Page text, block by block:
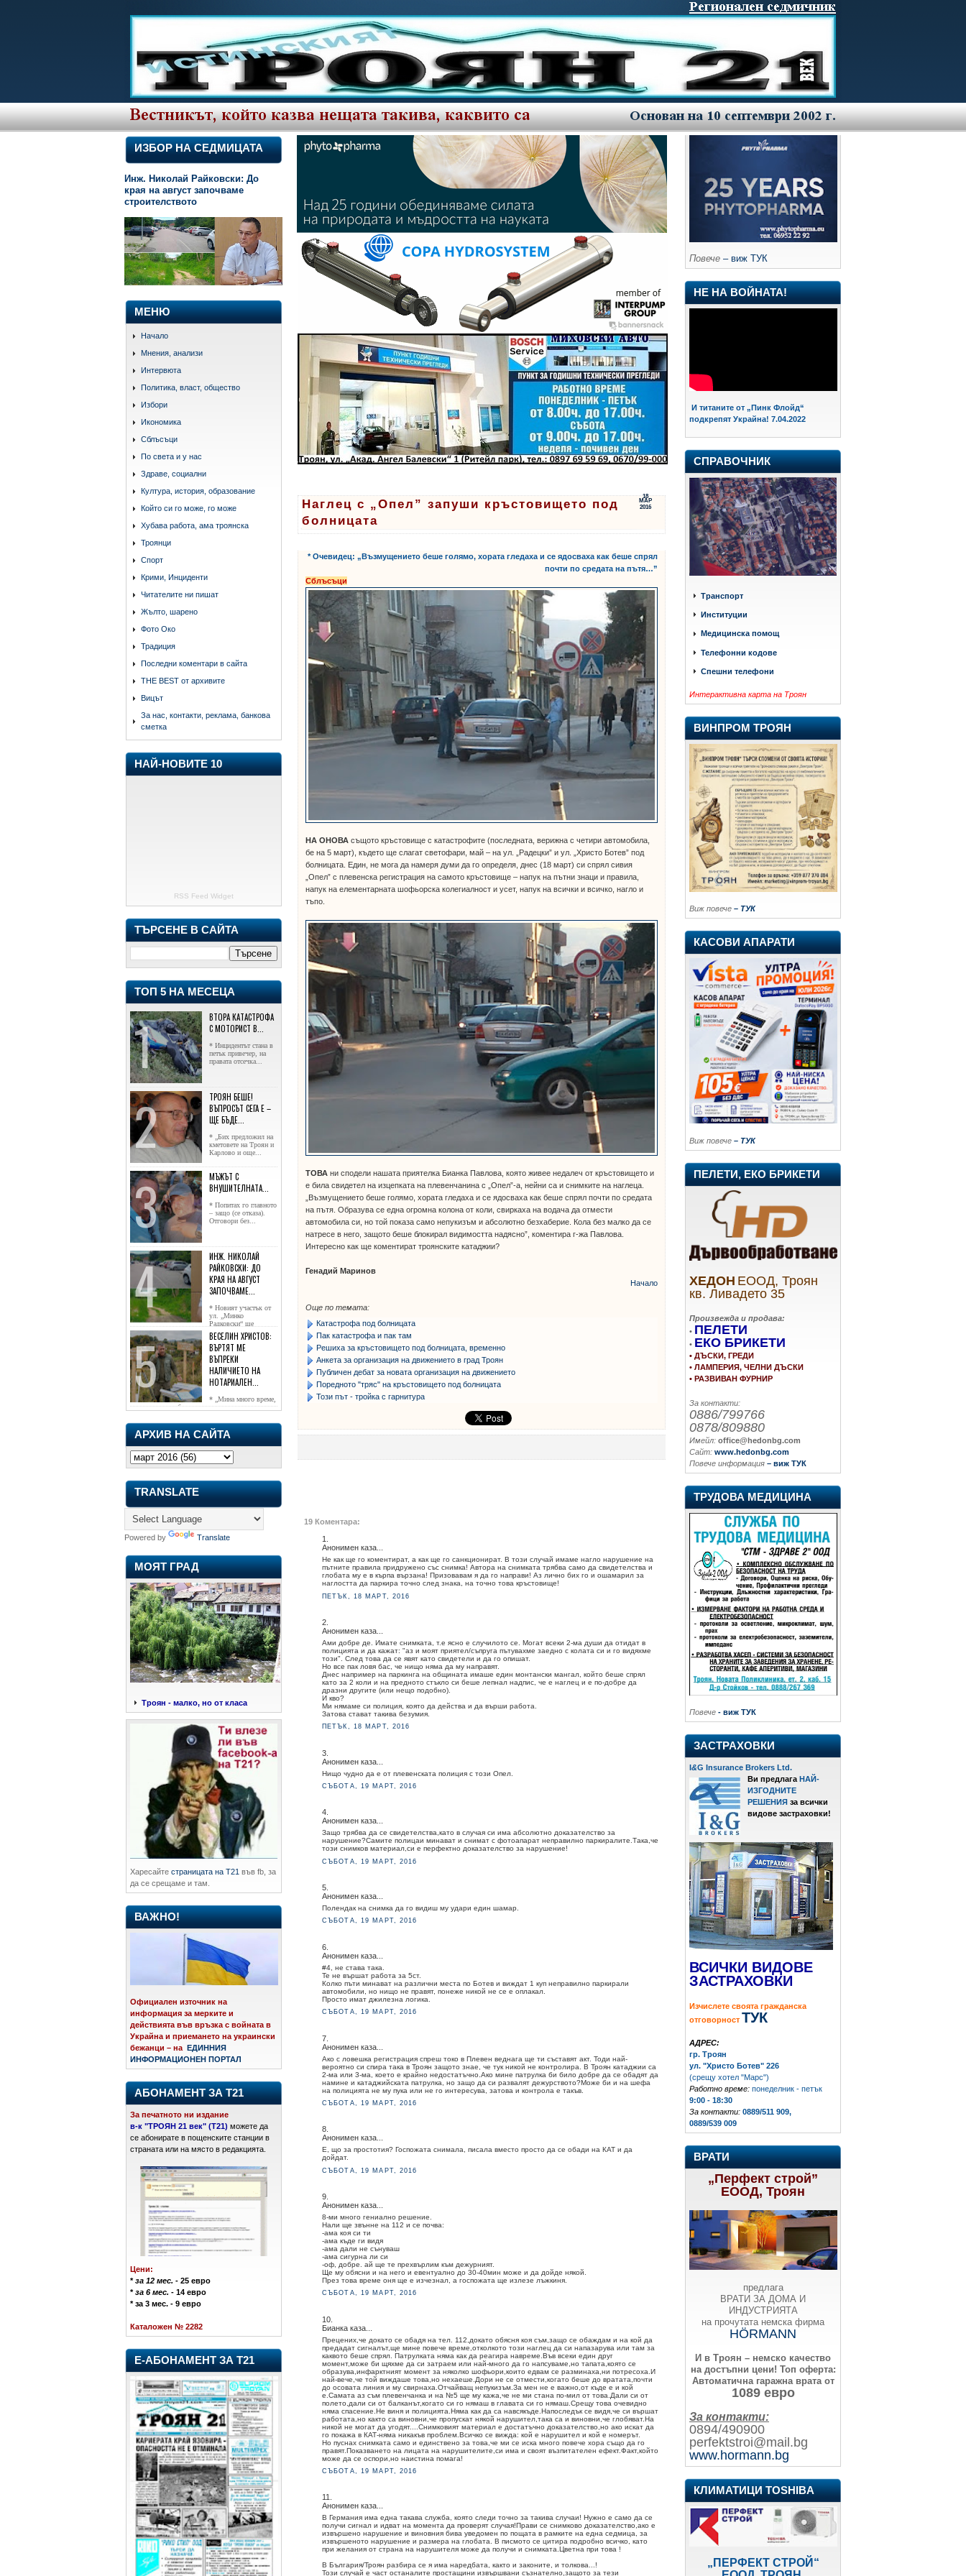
ИЗБОР НА СЕДМИЦАТА
Инж. Николай Райковски: До
края на август започваме
строителството
МЕНЮ
Начало
Мнения, анализи
Интервюта
Политика, власт, общество
Избори
Икономика
Сблъсъци
По света и у нас
Здраве, социални
Култура, история, образование
Който си го може, го може
Хубава работа, ама троянска
Троянци
Спорт
Крими, Инциденти
Читателите ни пишат
Жълто, шарено
Фото Око
Традиция
Последни коментари в сайта
THE BEST от архивите
Вицът
За нас, контакти, реклама, банкова
сметка
НАЙ-НОВИТЕ 10
RSS Feed Widget
ТЪРСЕНЕ В САЙТА
ТОП 5 НА МЕСЕЦА
ВТОРА КАТАСТРОФА
С МОТОРИСТ В...
* Инцидентът стана в
петък привечер, на
правата отсечка...
ТРОЯН БЕШЕ!
ВЪПРОСЪТ СЕГА Е –
ЩЕ БЪДЕ...
* „Бих предложил на
кметовете на Троян и
Карлово и още...
МЪЖЪТ С
ВНУШИТЕЛНАТА...
* Попитах го главното
– защо (се отказа).
Отговори без...
ИНЖ. НИКОЛАЙ
РАЙКОВСКИ: ДО
КРАЯ НА АВГУСТ
ЗАПОЧВАМЕ...
* Новият участък от
ул. „Минко
Радковски“ ще
достигне жк...
ВЕСЕЛИН ХРИСТОВ:
ВЪРТЯТ МЕ
ВЪПРЕКИ
НАЛИЧИЕТО НА
НОТАРИАЛЕН...
* „Мина много време,
чаках го да се обади, но нищо не...
АРХИВ НА САЙТА
TRANSLATE
Powered by Translate
МОЯТ ГРАД
Троян - малко, но от класа
Харесайте страницата на Т21 във fb, за
да се срещаме и там.
ВАЖНО!
Официален източник на
информация за мерките и
действията във връзка с войната в
Украйна и приемането на украински
бежанци – на
ЕДИННИЯ
ИНФОРМАЦИОНЕН ПОРТАЛ
АБОНАМЕНТ ЗА Т21
За печатното ни издание
в-к "ТРОЯН 21 век" (Т21) можете да
се абонирате в пощенските станции в
страната или на място в редакцията.
Цени:
*за 12 мес. - 25 евро
*за 6 мес. - 14 евро
* за 3 мес. - 9 евро
Каталожен № 2282
Е-АБОНАМЕНТ ЗА Т21
18
МАР
2016
Наглец с „Опел” запуши кръстовището под
болницата
* Очевидец: „Възмущението беше голямо, хората гледаха и се ядосваха как беше спрял
почти по средата на пътя…”
Сблъсъци
НА ОНОВА същото кръстовище с катастрофите (последната, верижна с четири автомобила,
бе на 5 март), където ще слагат светофари, май – на ул. „Радецки” и ул. „Христо Ботев” под
болницата. Един, не мога да намеря думи да го определя, днес (18 март) си спрял сивия
„Опел” с плевенска регистрация на самото кръстовище – напук на пътни знаци и правила,
напук на елементарната шофьорска колегиалност и усет, напук на всички и всичко, нагло и
тъпо.
ТОВАни сподели нашата приятелка Бианка Павлова, която живее недалеч от кръстовището и
е била свидетел на изцепката на плевенчанина с „Опел”-а, нейни са и снимките на наглеца.
„Възмущението беше голямо, хората гледаха и се ядосваха как беше спрял почти по средата
на пътя. Образува се една огромна колона от коли, свиркаха на водача да отмести
автомобила си, но той показа само непукизъм и абсолютно безхаберие. Кола без малко да се
натресе в него, защото беше блокирал видимостта надясно”, коментира г-жа Павлова.
Интересно как ще коментират троянските катаджии?
Генадий Маринов
Начало
Още по темата:
Катастрофа под болницата
Пак катастрофа и пак там
Решиха за кръстовището под болницата, временно
Анкета за организация на движението в град Троян
Публичен дебат за новата организация на движението
Поредното "тряс" на кръстовището под болницата
Този път - тройка с гарнитура
19 Коментара:
1.
Анонимен каза...
Не как ще го коментират, а как ще го санкционират. В този случай имаме нагло нарушение на
пътните правила придружено със снимка! Автора на снимката трябва само да свидетелства и
глобата му е в кърпа вързана! Призовавам я да го направи! Аз лично бих го и ошамарил за
наглостта да паркира точно след знака, на точно това кръстовище!
ПЕТЪК, 18 МАРТ, 2016
2.
Анонимен каза...
Ами добре де. Имате снимката, т.е ясно е случилото се. Могат всеки 2-ма души да отидат в
полицията и да кажат: "аз и моят приятел/съпруга пътувахме заедно с колата си и го видяхме
този". След това да се явят като свидетели и да го опишат.
Но все пак ловя бас, че нищо няма да му направят.
Днес например на паркинга на общината имаше един монтански мангал, който беше спрял
като за 2 коли и на предното стъкло си беше лепнал надпис, че е наглец и е по-добре да
дразни другите (или нещо подобно).
И кво?
Ми нямаме си полиция, която да действа и да върши работа.
Затова стават такива безумия.
ПЕТЪК, 18 МАРТ, 2016
3.
Анонимен каза...
Нищо чудно да е от плевенската полиция с този Опел.
СЪБОТА, 19 МАРТ, 2016
4.
Анонимен каза...
Защо трябва да се свидетелства,като в случая си има абсолютно доказателство за
нарушение?Самите полицаи минават и снимат с фотоапарат неправилно паркиралите.Така,че
този снимков материал,си е перфектно доказателство за нарушение!
СЪБОТА, 19 МАРТ, 2016
5.
Анонимен каза...
Полендак на снимка да го видиш му удари един шамар.
СЪБОТА, 19 МАРТ, 2016
6.
Анонимен каза...
#4, не става така.
Те не вършат работа за 5ст.
Колко пъти минават на различни места по Ботев и виждат 1 куп неправилно паркирали
автомобили, но нищо не правят, понеже никой не се е оплакал.
Просто имат джилезна логика.
СЪБОТА, 19 МАРТ, 2016
7.
Анонимен каза...
Ако с ловешка регистрация спреш токо в Плевен веднага ще ти съставят акт. Тоди най-
вероятно си спира така в Троян защото знае, че тук никой не контролира. В Троян катаджии са
2-ма или 3-ма, което е крайно недостатъчно.Ако мине патрулка би било добре да се обадят да
намине и катаджийската патрулка, но защо да си развалят дежурството?Може би и на шефа
на полицията не му пука или не го интересува, затова и контрола е такъв.
СЪБОТА, 19 МАРТ, 2016
8.
Анонимен каза...
Е, що за простотия? Госпожата снимала, писала вместо просто да се обади на КАТ и да
дойдат.
СЪБОТА, 19 МАРТ, 2016
9.
Анонимен каза...
8-ми много гениално решение.
Нали ще звънне на 112 и се почва:
-ама коя си ти
-ама къде ги видя
-ама дали не сънуваш
-ама сигурна ли си
-оф, добре. ай ще те прехвърлим към дежурният.
Ще му обясни и на него и евентуално до 30-40мин може и да дойде някой.
През това време оня ще е изчезнал, а госпожата ще излезе лъжкиня.
СЪБОТА, 19 МАРТ, 2016
10.
Бианка каза...
Прецених,че докато се обадя на тел. 112,докато обясня коя съм,защо се обаждам и на кой да
предадат сигналът,ще мине повече време,отколкото този наглец да си напазарува или там за
каквото беше спрял. Патрулката няма как да реагира навреме.Във всеки един друг
момент,може би щяхме да си затраем или най-много да го напсуваме,но тапата,която се
образува,инфарктният момент за няколко шофьори,които едвам се разминаха,ни потресоха.И
най-вече,че той виждаше това,но нехаеше.Дори не се отмести,когато беше до вратата,почти
до осовата линия и му свирнаха.Отчайващ непукизъм.За мен не е важно,от къде е и кой
е.Самата аз съм плевенчанка и на №5 ще му кажа,че не ми стана по-мил от това.Дали си от
полето,дали си от балканът,когато си го нямаш в главата си го нямаш.Срещу това очевидно
няма спасение.Не виня и полицията.Няма как да са навсякъде.Напоследък се видя,че си вършат
работата,но както са виновни,че пропускат някой нарушител,така са и виновни,че глобяват.На
никой не могат да угодят....Снимковият материал е достатъчно доказателство,но ако искат да
го покажа в КАТ-няма никакъв проблем.Всичко се вижда: кой е нарушител и кой е номерът.
Но пуснах снимката само и единствено за това,че ми се иска много повече хора също да го
правят.Показването на лицата на нарушителите,си има и своят възпитателен ефект.Факт,който
може да се оспори,но наистина помага!
СЪБОТА, 19 МАРТ, 2016
11.
Анонимен каза...
В Германия има една такава служба, която следи точно за такива случаи! Нужно е само да се
получи сигнал и идват на момента да проверят случая!Прави се снимково доказателство,ако е
извършено нарушение и виновния бива уведомен по пощата в рамките на една седмица, за
извършеното нарушение и размера на глобата. В писмото се цитира подробно всичко, като
при желания от страна на нарушителя може да получи и снимката.Цветна при това !
В България/Троян разбира се я има наредбата, както и законите, и толкова...!
Този случай е част останалите простащини извършвани съзнателно,защото за тези
Повече – виж ТУК
НЕ НА ВОЙНАТА!
И титаните от „Пинк Флойд“
подкрепят Украйна! 7.04.2022
СПРАВОЧНИК
Транспорт
Институции
Медицинска помощ
Телефонни кодове
Спешни телефони
Интерактивна карта на Троян
ВИНПРОМ ТРОЯН
Виж повече – ТУК
КАСОВИ АПАРАТИ
Виж повече – ТУК
ПЕЛЕТИ, ЕКО БРИКЕТИ
ХЕДОН ЕООД, Троян
кв. Ливадето 35
Произвежда и продава:
• ПЕЛЕТИ
• ЕКО БРИКЕТИ
• ДЪСКИ, ГРЕДИ
• ЛАМПЕРИЯ, ЧЕЛНИ ДЪСКИ
• РАЗВИВАН ФУРНИР
За контакти:
0886/799766
0878/809880
Имейл: office@hedonbg.com
Сайт: www.hedonbg.com
Повече информация – виж ТУК
ТРУДОВА МЕДИЦИНА
Повече - виж ТУК
ЗАСТРАХОВКИ
I&G Insurance Brokers Ltd.
Ви предлага НАЙ-
ИЗГОДНИТЕ
РЕШЕНИЯ за всички
видове застраховки!
ВСИЧКИ ВИДОВЕ
ЗАСТРАХОВКИ
Изчислете своята гражданска
отговорност ТУК
АДРЕС:
гр. Троян
ул. "Христо Ботев" 226
(срещу хотел "Марс")
Работно време: понеделник - петък
9:00 - 18:30
За контакти: 0889/511 909,
0889/539 009
ВРАТИ
„Перфект строй”
ЕООД, Троян
предлага
ВРАТИ ЗА ДОМА И
ИНДУСТРИЯТА
на прочутата немска фирма
HÖRMANN
И в Троян – немско качество
на достъпни цени! Топ оферта:
Автоматична гаражна врата от
1089 евро
За контакти:
0894/490900
perfektstroi@mail.bg
www.hormann.bg
КЛИМАТИЦИ TOSHIBA
„ПЕРФЕКТ СТРОЙ“